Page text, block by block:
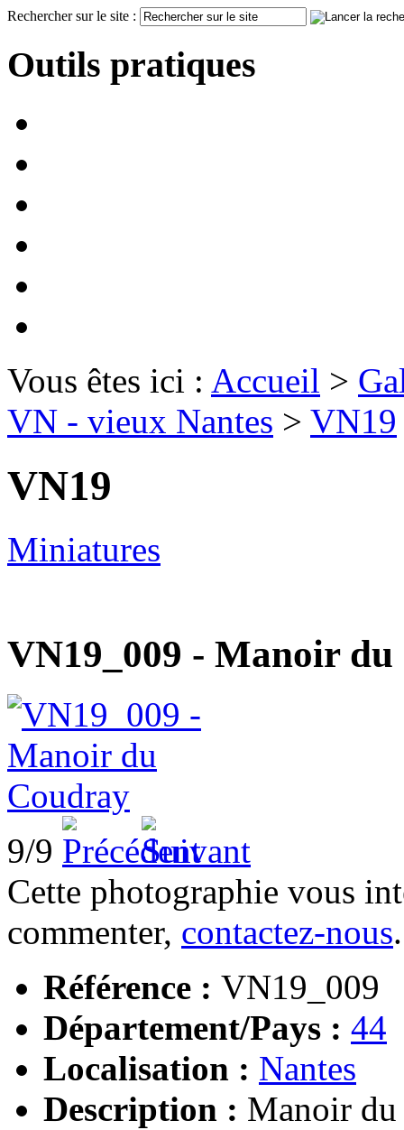
Rechercher sur le site :
Outils pratiques
Vous êtes ici : Accueil >
VN - vieux Nantes > VN19
VN19
Miniatures
VN19_009 - Manoir
9/9
Cette photographie vous
commenter, contactez-nous.
Référence : VN19_009
Département/Pays : 44
Localisation : Nantes
Description : Manoir